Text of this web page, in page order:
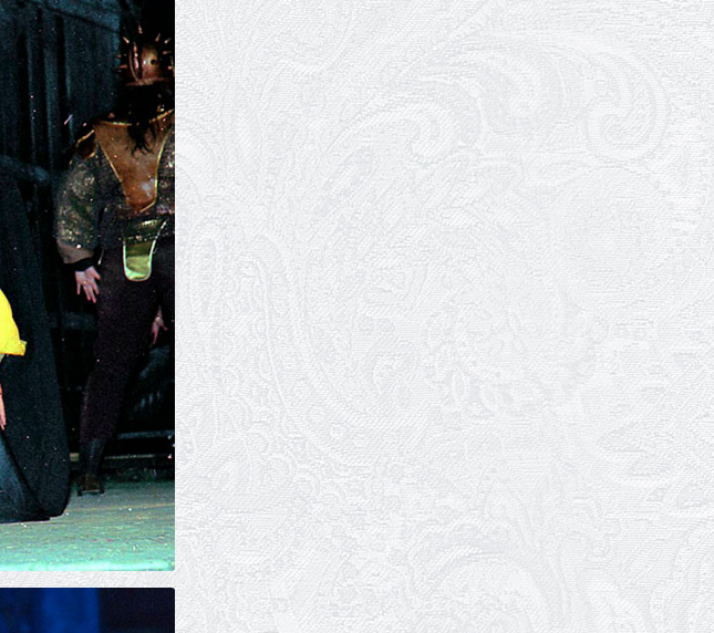
10.05.2026
Онлайн-трансляція концерту
«Хто кого?»
09.05.2026
Ювілей Олександра Ланге
08.05.2026
Відновлення мюзиклу «Ханум»
Вітаємо з прем'єрою у виставі
«Два кольори однієї долі»
Катерину Мись!
26.04.2026
З першою прем'єрою 2026
року!
25.04.2026
Трудовий ювілей Ауріки
Ахметової
24.04.2026
З прем'єрою вистави
«Божевільна родина»!
02.04.2026
Запрошуємо на прем'єру
вистави «Божевільна родина»